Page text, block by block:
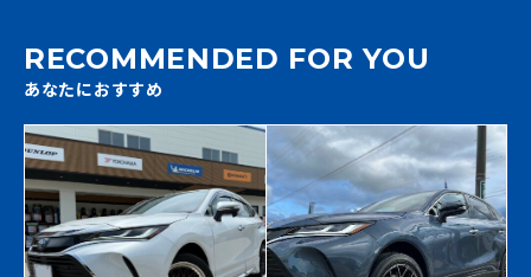
RECOMMENDED FOR YOU
あなたにおすすめ